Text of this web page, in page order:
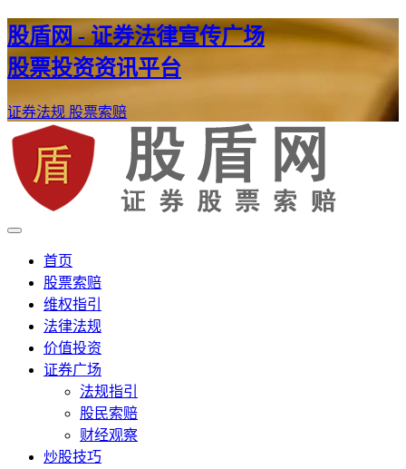
股盾网 - 证券法律宣传广场
股票投资资讯平台
证券法规 股票索赔
股盾网
证券股票维权网
首页
股票索赔
维权指引
法律法规
价值投资
证券广场
法规指引
股民索赔
财经观察
炒股技巧